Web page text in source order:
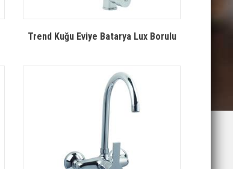
Trend Kuğu Eviye Batarya Lux Borulu